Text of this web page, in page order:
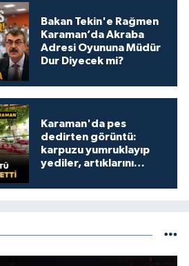
Bakan Tekin'e Rağmen
Karaman’da Akraba
Adresi Oyununa Müdür
Dur Diyecek mi?
Karaman'da pes
dedirten görüntü:
karpuzu yumruklayıp
yediler, artıklarını